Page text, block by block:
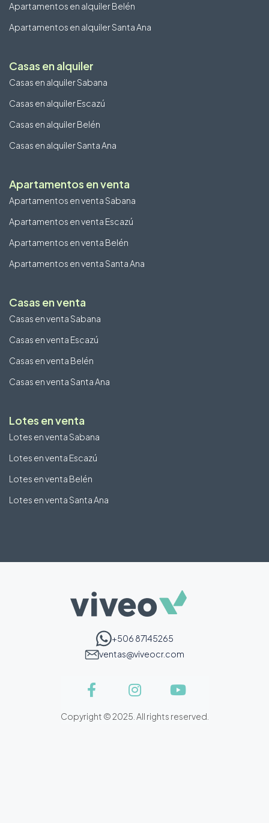
Apartamentos en alquiler Belén
Apartamentos en alquiler Santa Ana
Casas en alquiler
Casas en alquiler Sabana
Casas en alquiler Escazú
Casas en alquiler Belén
Casas en alquiler Santa Ana
Apartamentos en venta
Apartamentos en venta Sabana
Apartamentos en venta Escazú
Apartamentos en venta Belén
Apartamentos en venta Santa Ana
Casas en venta
Casas en venta Sabana
Casas en venta Escazú
Casas en venta Belén
Casas en venta Santa Ana
Lotes en venta
Lotes en venta Sabana
Lotes en venta Escazú
Lotes en venta Belén
Lotes en venta Santa Ana
+506 87145265
ventas@viveocr.com
Copyright © 2025. All rights reserved.